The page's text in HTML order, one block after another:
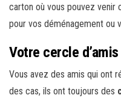
carton où vous pouvez venir
pour vos déménagement ou
Votre cercle d’amis
Vous avez des amis qui ont
des cas, ils ont toujours des